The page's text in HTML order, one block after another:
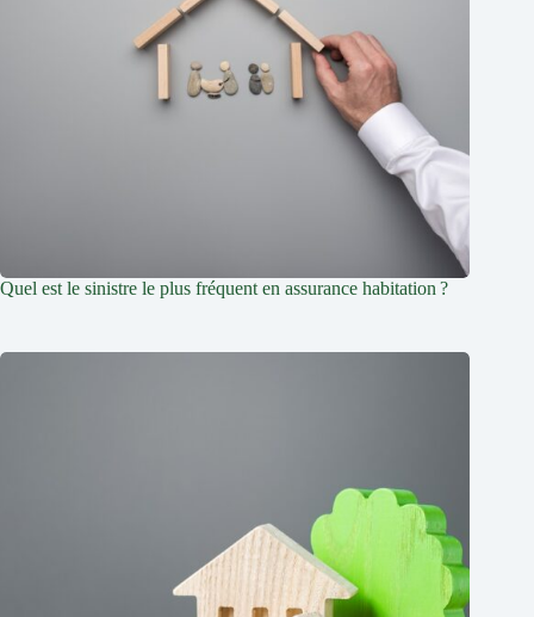
Quel est le sinistre le plus fréquent en assurance habitation ?